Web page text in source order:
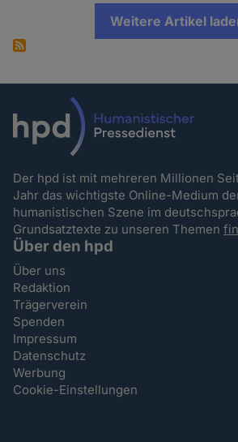
Weitere Artikel
Der hpd ist mit mehreren Millionen
Jahr das wichtigste Online-Medium
humanistischen Szene im
Grundsatztexte zu unseren Themen
Über den hpd
Über uns
Redaktion
Trägerverein
Spenden
Impressum
Datenschutz
Werbung
Cookie-Einstellungen